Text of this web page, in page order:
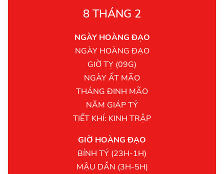
8 THÁNG 2
NGÀY HOÀNG ĐẠO
NGÀY HOÀNG ĐẠO
GIỜ TỴ (09G)
NGÀY ẤT MÃO
THÁNG ĐINH MÃO
NĂM GIÁP TÝ
TIẾT KHÍ: KINH TRẬP
GIỜ HOÀNG ĐẠO
BÍNH TÝ (23H-1H)
MẬU DẦN (3H-5H)